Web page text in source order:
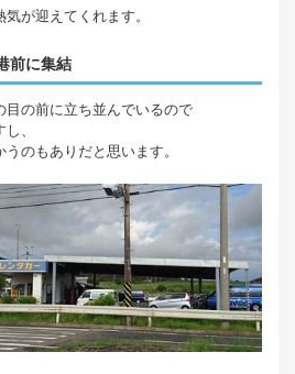
が迎えてくれます。
前に集結
目の前に立ち並んでいるので
、
のもありだと思います。